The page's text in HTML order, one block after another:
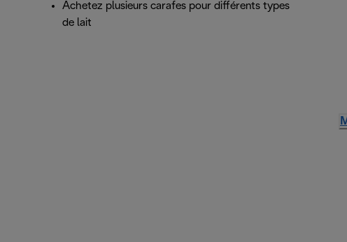
Achetez plusieurs carafes pour différents types
de lait